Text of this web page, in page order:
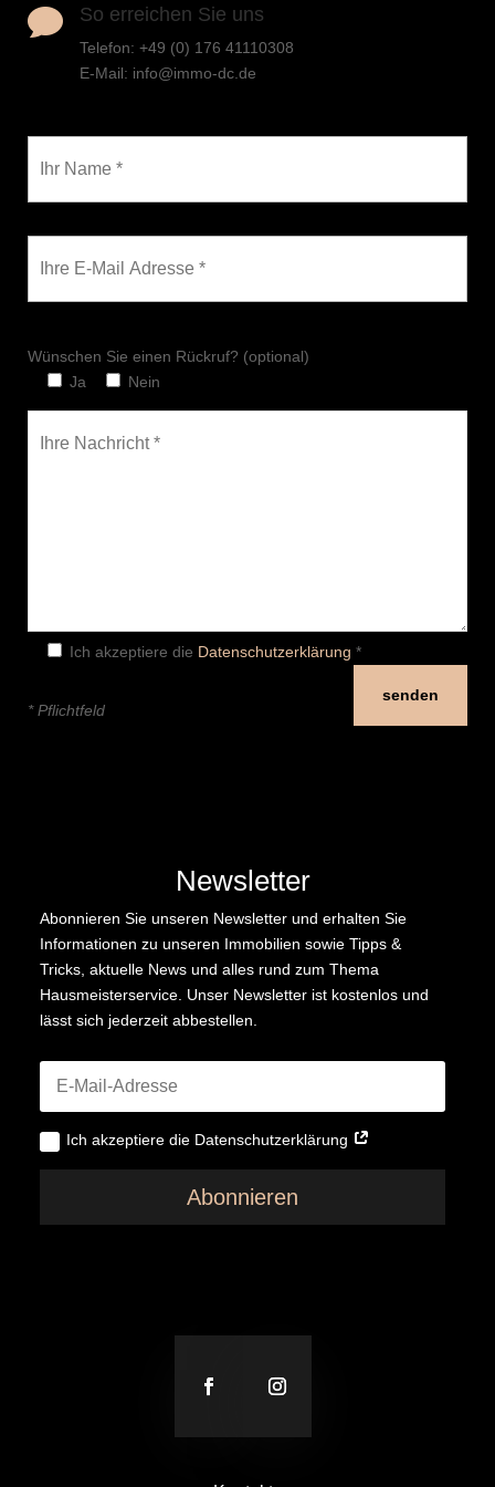
 So erreichen Sie uns
Telefon: ‪+49 (0) 176 41110308
E-Mail: info@immo-dc.de
Wünschen Sie einen Rückruf? (optional)
Ja
Nein
Ich akzeptiere die Datenschutzerklärung *
* Pflichtfeld
Newsletter
Abonnieren Sie unseren Newsletter und erhalten Sie
Informationen zu unseren Immobilien sowie Tipps &
Tricks, aktuelle News und alles rund zum Thema
Hausmeisterservice. Unser Newsletter ist kostenlos und
lässt sich jederzeit abbestellen.
Ich akzeptiere die Datenschutzerklärung
Abonnieren